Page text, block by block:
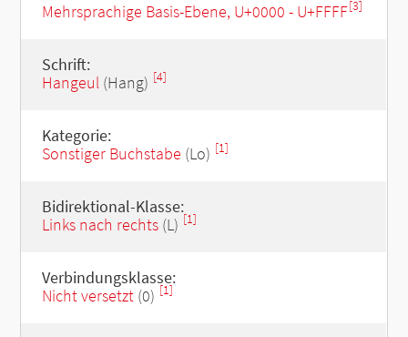
Mehrsprachige Basis-Ebene, U+0000 - U+FFFF[3]
Schrift:
Hangeul(Hang) [4]
Kategorie:
Sonstiger Buchstabe (Lo) [1]
Bidirektional-Klasse:
Links nach rechts(L) [1]
Verbindungsklasse:
Nicht versetzt(0) [1]